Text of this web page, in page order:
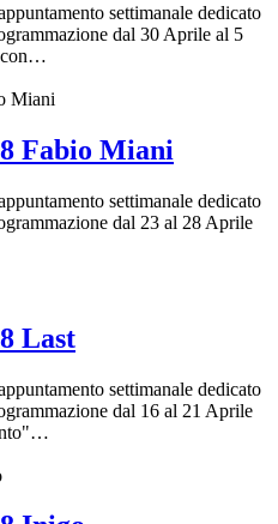
settimanale dedicato
dal 30 Aprile al 5
…
Fabio Miani
settimanale dedicato
dal 23 al 28 Aprile
Last
settimanale dedicato
dal 16 al 21 Aprile
…